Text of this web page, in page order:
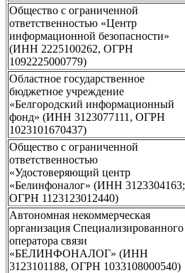
Общество с ограниченной
ответственностью «Центр
информационной безопасности»
(ИНН 2225100262, ОГРН
1092225000779)
Областное государственное
бюджетное учреждение
«Белгородский информационный
фонд» (ИНН 3123077111, ОГРН
1023101670437)
Общество с ограниченной
ответственностью
«Удостоверяющий центр
«Белинфоналог» (ИНН 3123304163;
ОГРН 1123123012440)
Автономная некоммерческая
организация Специализированного
оператора связи
«БЕЛИНФОНАЛОГ» (ИНН
3123101188, ОГРН 1033108000540)